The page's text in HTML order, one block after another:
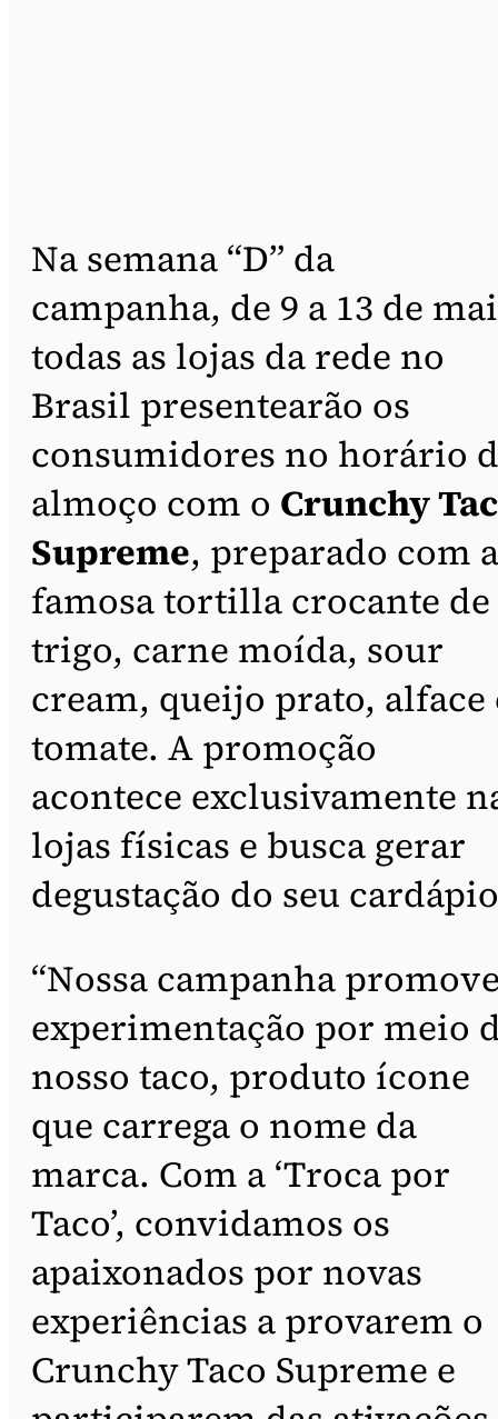
Na semana “D” da
campanha, de 9 a 13 de
todas as lojas da rede no
Brasil presentearão os
consumidores no horário
almoço com o Crunchy
Supreme, preparado com a
famosa tortilla crocante de
trigo, carne moída, sour
cream, queijo prato, alface
tomate. A promoção
acontece exclusivamente
lojas físicas e busca gerar
degustação do seu
“Nossa campanha
experimentação por meio
nosso taco, produto ícone
que carrega o nome da
marca. Com a ‘Troca por
Taco’, convidamos os
apaixonados por novas
experiências a provarem o
Crunchy Taco Supreme e